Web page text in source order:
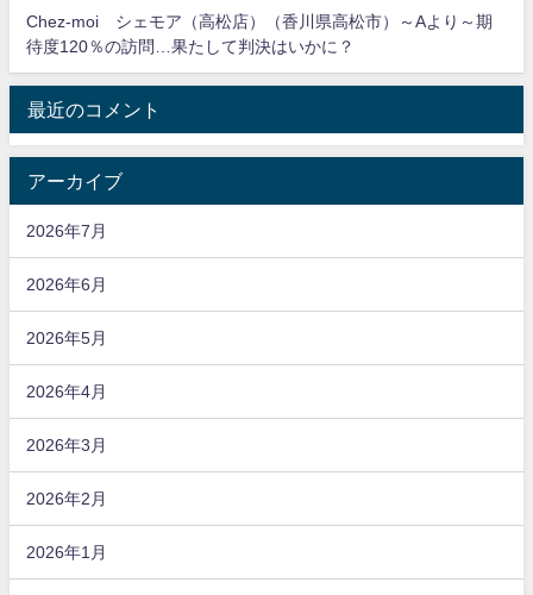
Chez-moi シェモア（高松店）（香川県高松市）～Aより～期
待度120％の訪問…果たして判決はいかに？
最近のコメント
アーカイブ
2026年7月
2026年6月
2026年5月
2026年4月
2026年3月
2026年2月
2026年1月